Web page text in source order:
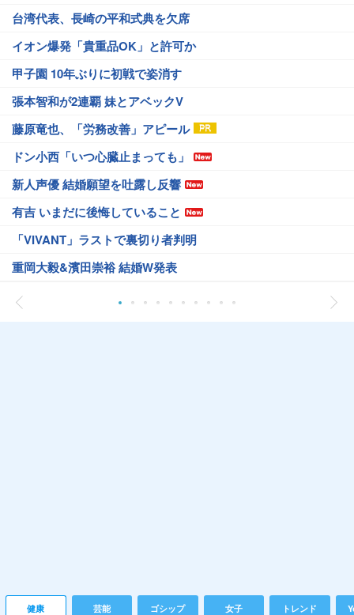
台湾代表、長崎の平和式典を欠席
イオン爆発「貴重品OK」と許可か
甲子園 10年ぶりに初戦で姿消す
張本智和が2連覇 妹とアベックV
藤原竜也、「労務改善」アピール
ドン小西「いつ心臓止まっても」
新人声優 結婚願望を吐露し反響
有吉 いまだに後悔していること
「VIVANT」ラストで裏切り者判明
重岡大毅&濱田崇裕 結婚W発表
健康 芸能 ゴシップ 女子 トレンド